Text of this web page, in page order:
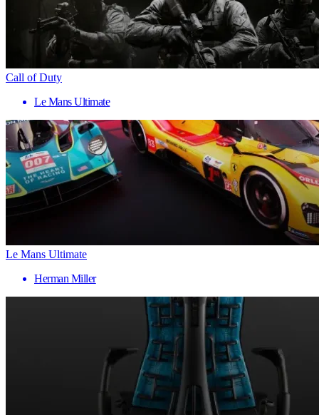
Call of Duty
Le Mans Ultimate
Le Mans Ultimate
Herman Miller